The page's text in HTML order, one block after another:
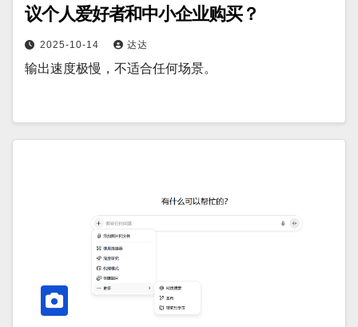
议个人爱好者和中小企业购买？
2025-10-14 达达
输出速度极慢，不适合任何场景。